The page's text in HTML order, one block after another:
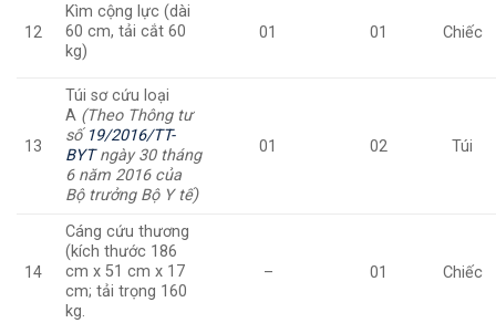
12
Kìm cộng lực (dài
60 cm, tải cắt 60
kg)
01 01 Chiếc
13
Túi sơ cứu loại
A (Theo Thông tư
số 19/2016/TT-
BYTngày 30 tháng
6 năm 2016 của
Bộ trưởng Bộ Y tế)
01 02 Túi
14
Cáng cứu thương
(kích thước 186
cm x 51 cm x 17
cm; tải trọng 160
kg.
– 01 Chiếc